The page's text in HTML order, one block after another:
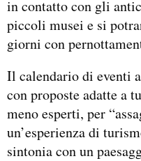
in contatto con gli
piccoli musei e si
giorni con
Il calendario di eventi
con proposte adatte a
meno esperti, per
un’esperienza di
sintonia con un